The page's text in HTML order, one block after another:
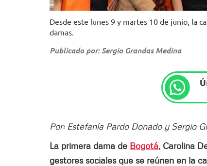
Desde este lunes 9 y martes 10 de junio, la
damas.
Publicado por: Sergio Grandas Medina
Por: Estefanía Pardo Donado y Sergio
La primera dama de Bogotá, Carolina
gestores sociales que se reúnen en la